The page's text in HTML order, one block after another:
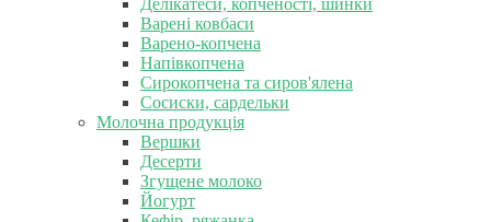
Делікатеси, копченості, шинки
Варені ковбаси
Варено-копчена
Напівкопчена
Сирокопчена та сиров'ялена
Сосиски, сардельки
Молочна продукція
Вершки
Десерти
Згущене молоко
Йогурт